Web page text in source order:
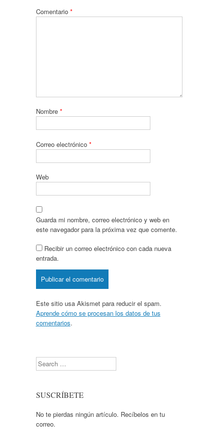
Comentario *
Nombre *
Correo electrónico *
Web
Guarda mi nombre, correo electrónico y web en
este navegador para la próxima vez que comente.
Recibir un correo electrónico con cada nueva
entrada.
Este sitio usa Akismet para reducir el spam.
Aprende cómo se procesan los datos de tus
comentarios.
Search
SUSCRÍBETE
No te pierdas ningún artículo. Recíbelos en tu
correo.